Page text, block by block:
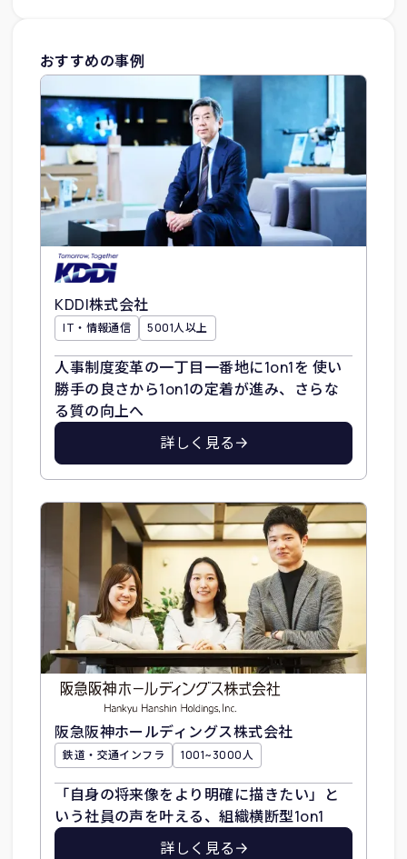
おすすめの事例
KDDI株式会社
IT・情報通信 5001人以上
人事制度変革の一丁目一番地に1on1を 使い
勝手の良さから1on1の定着が進み、さらな
る質の向上へ
詳しく見る
阪急阪神ホールディングス株式会社
鉄道・交通インフラ 1001~3000人
「自身の将来像をより明確に描きたい」と
いう社員の声を叶える、組織横断型1on1
詳しく見る